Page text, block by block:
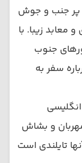
پر جنب و جوش
معابد زیبا. با
جنوب
سفر به
و بشاش
تایلندی است